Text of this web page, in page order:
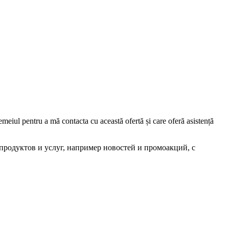
pentru a mă contacta cu această ofertă și care oferă asistență
и услуг, например новостей и промоакций, с